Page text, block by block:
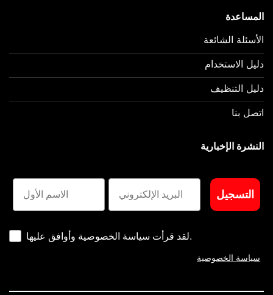
المساعدة
الأسئلة الشائعة
دليل الاستخدام
دليل التنظيف
اتصل بنا
النشرة الإخبارية
الاسم الأول E-Mail
التسجيل
لقد قرأت سياسة الخصوصية وأوافق عليها.
سياسة الخصوصية